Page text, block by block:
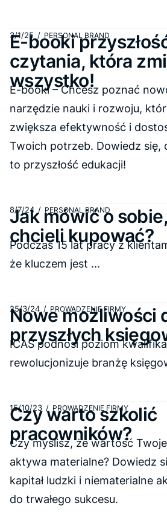
3/1/25 / PERSONAL BRAND
E-booki
czytania, która
wszystko!
E-booki – Chcesz poznać
narzędzie nauki i rozwoju,
zwiększa efektywność i
Twoich potrzeb. Dowiedz się,
to przyszłość edukacji!
8/7/24 / PERSONAL BRAND
Jak mówić o
chcieli kupować?
Podczas 15 lat pracy z
że kluczem jest ...
25/3/24 / PROWADZENIE FIRMY
Nowe możliwości
przyszłych
ICAS podnosi poziom
rewolucjonizuje branżę
15/10/23 / PROWADZENIE FIRMY
Czy warto szkolić
pracowników?
Czy myślisz, że wartość
aktywa materialne? Dowiedz
kapitał ludzki i niematerialne
do trwałego sukcesu.